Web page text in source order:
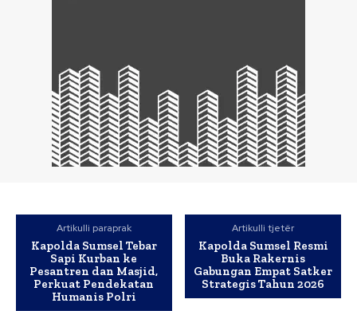
Artikulli paraprak
Kapolda Sumsel Tebar
Sapi Kurban ke
Pesantren dan Masjid,
Perkuat Pendekatan
Humanis Polri
Artikulli tjetër
Kapolda Sumsel Resmi
Buka Rakernis
Gabungan Empat Satker
Strategis Tahun 2026